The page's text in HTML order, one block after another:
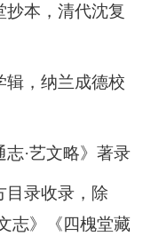
本，清代沈复
，纳兰成德校
·艺文略》著录
录收录，除
志》《四槐堂藏